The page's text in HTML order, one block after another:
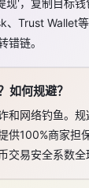
现'，复制目标
Trust Wallet
错链。
如何规避？
和网络钓鱼。
供100%商家担
交易安全系数全